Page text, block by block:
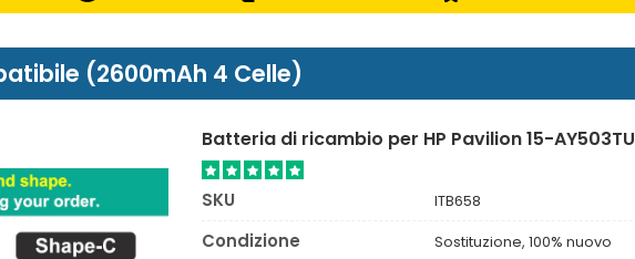
(2600mAh 4 Celle)
Batteria di ricambio per HP Pavilion 15-AY503TU
SKU ITB658
Condizione Sostituzione, 100% nuovo